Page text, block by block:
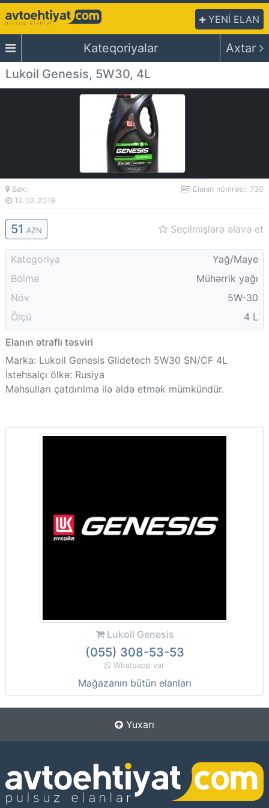
YENİ ELAN
Kateqoriyalar
Axtar
Lukoil Genesis, 5W30, 4L
Bakı
12.02.2019
Elanın nömrəsi: 730
51 AZN Seçilmişlərə əlavə et
Kategoriya
Yağ/Maye
Bölmə
Mühərrik yağı
Növ
5W-30
Ölçü
4 L
Elanın ətraflı təsviri
Marka: Lukoil Genesis Glidetech 5W30 SN/CF 4L
İstehsalçı ölkə: Rusiya
Məhsulları çatdırılma ilə əldə etmək mümkündür.
Lukoil Genesis
(055) 308-53-53
Whatsapp var
Mağazanın bütün elanları
Yuxarı